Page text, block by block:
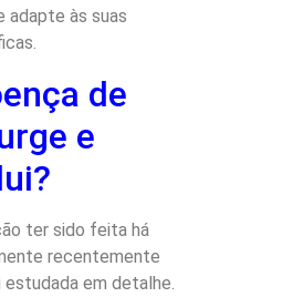
adapte às suas
de
e
ter sido feita há
recentemente
em detalhe.